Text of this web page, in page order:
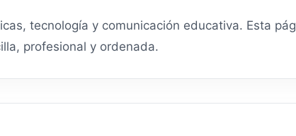
tecnología y comunicación educativa. Esta
profesional y ordenada.